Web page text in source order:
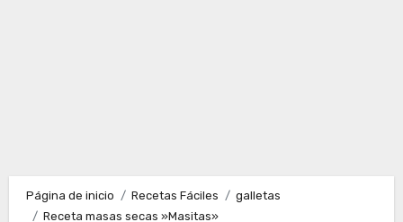
Página de inicio Recetas Fáciles
galletas
Receta masas secas »Masitas»